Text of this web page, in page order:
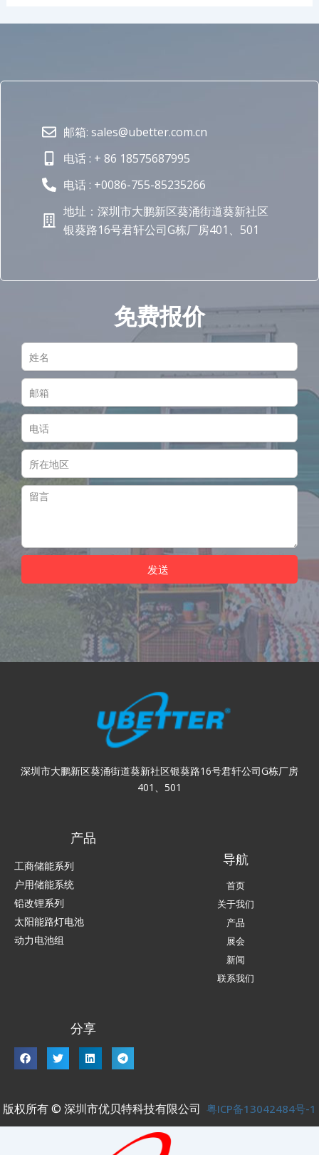
邮箱: sales@ubetter.com.cn
电话 : + 86 18575687995
电话 : +0086-755-85235266
地址：深圳市大鹏新区葵涌街道葵新社区
银葵路16号君轩公司G栋厂房401、501
免费报价
发送
深圳市大鹏新区葵涌街道葵新社区银葵路16号君轩公司G栋厂房
401、501
产品
工商储能系列
户用储能系统
铅改锂系列
太阳能路灯电池
动力电池组
导航
首页
关于我们
产品
展会
新闻
联系我们
分享
版权所有 © 深圳市优贝特科技有限公司 粤ICP备13042484号-1